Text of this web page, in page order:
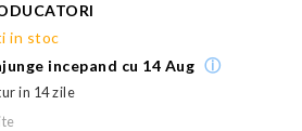
in stoc
incepand cu 14 Aug ⓘ
in 14 zile